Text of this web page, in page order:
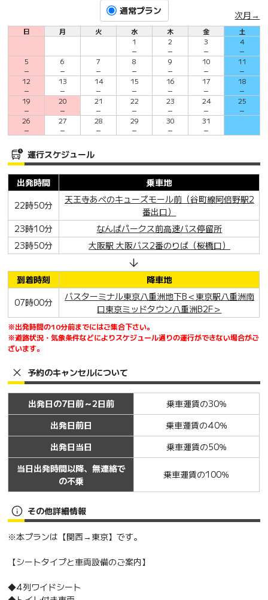
通常プラン 次月→
日 月 火 水 木 金
土
1
－
2
－
3
－
4
－
5
－
6
－
7
－
8
－
9
－
10
－
11
－
12
－
13
－
14
－
15
－
16
－
17
－
18
－
19
－
20
－
21
－
22
－
23
－
24
－
25
－
26
－
27
－
28
－
29
－
30
－
31
－
運行スケジュール
出発時間
乗車地
22時50分
天王寺あべのキューズモール前（谷町線阿倍野駅2
番出口）
23時10分
なんばパークス前高速バス停留所
23時50分
大阪駅 大阪バス2番のりば（桜橋口）
到着時刻
降車地
07時00分
バスターミナル東京八重洲地下B＜東京駅八重洲南
口東京ミッドタウン八重洲B2F＞
※出発時間の10分前までにはご集合下さい。
※道路状況・気象条件などによりスケジュール通りの運行ができない場合がご
ざいます。
予約のキャンセルについて
出発日の7日前～2日前
乗車運賃の30％
出発日前日
乗車運賃の40％
出発日当日
乗車運賃の50％
当日出発時間以降、無連絡で
の不乗
乗車運賃の100％
その他詳細情報
※本プランは【関西→東京】です。
【シートタイプと車両設備のご案内】
◆4列ワイドシート